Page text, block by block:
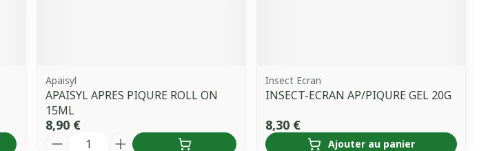
Apaisyl
APAISYL APRES PIQURE ROLL ON
15ML
8,90 €
Quantité
Insect Ecran
INSECT-ECRAN AP/PIQURE GEL 20G
8,30 €
Ajouter au panier